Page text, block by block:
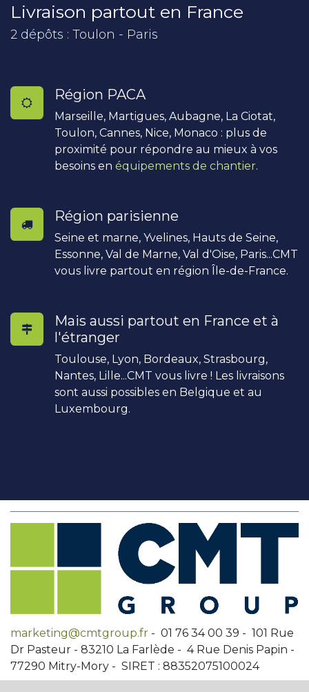
Livraison partout en France
2 dépôts : Toulon - Paris
Région PACA
Marseille, Martigues, Aubagne, La Ciotat,
Toulon, Cannes, Nice, Monaco : plus de
proximité pour répondre au mieux à vos
besoins en équipements de chantier.
Région parisienne
Seine et marne, Yvelines, Hauts de Seine,
Essonne, Val de Marne, Val d'Oise, Paris...CMT
vous livre partout en région Île-de-France.
Mais aussi partout en France et à
l'étranger
Toulouse, Lyon, Bordeaux, Strasbourg,
Nantes, Lille...CMT vous livre ! Les livraisons
sont aussi possibles en Belgique et au
Luxembourg.
marketing@cmtgroup.fr - 01 76 34 00 39 - 101 Rue
Dr Pasteur - 83210 La Farlède - 4 Rue Denis Papin -
77290 Mitry-Mory - SIRET : 88352075100024